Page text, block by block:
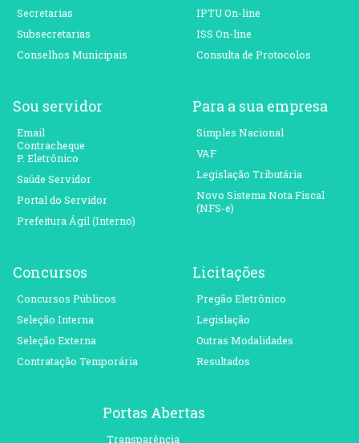
Secretarias
Subsecretarias
Conselhos Municipais
IPTU On-line
ISS On-line
Consulta de Protocolos
Sou servidor
Email
Contracheque
P. Eletrônico
Saúde Servidor
Portal do Servidor
Prefeitura Ágil (Interno)
Para a sua empresa
Simples Nacional
VAF
Legislação Tributária
Novo Sistema Nota Fiscal
(NFS-e)
Concursos
Concursos Públicos
Seleção Interna
Seleção Externa
Contratação Temporária
Licitações
Pregão Eletrônico
Legislação
Outras Modalidades
Resultados
Portas Abertas
Transparência